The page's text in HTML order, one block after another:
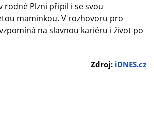
rodné Plzni připil i se svou
maminkou. V rozhovoru pro
na slavnou kariéru i život po
Zdroj: iDNES.cz